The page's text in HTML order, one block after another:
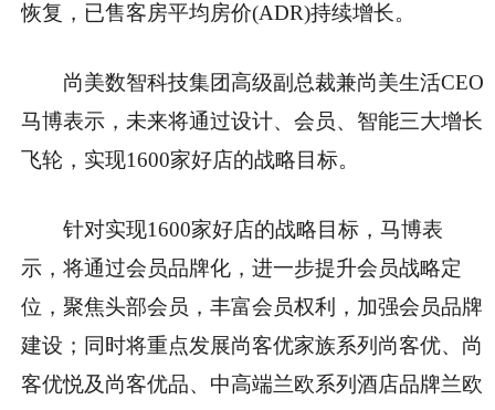
恢复，已售客房平均房价(ADR)持续增长。
尚美数智科技集团高级副总裁兼尚美生活CEO
马博表示，未来将通过设计、会员、智能三大增长
飞轮，实现1600家好店的战略目标。
针对实现1600家好店的战略目标，马博表
示，将通过会员品牌化，进一步提升会员战略定
位，聚焦头部会员，丰富会员权利，加强会员品牌
建设；同时将重点发展尚客优家族系列尚客优、尚
客优悦及尚客优品、中高端兰欧系列酒店品牌兰欧